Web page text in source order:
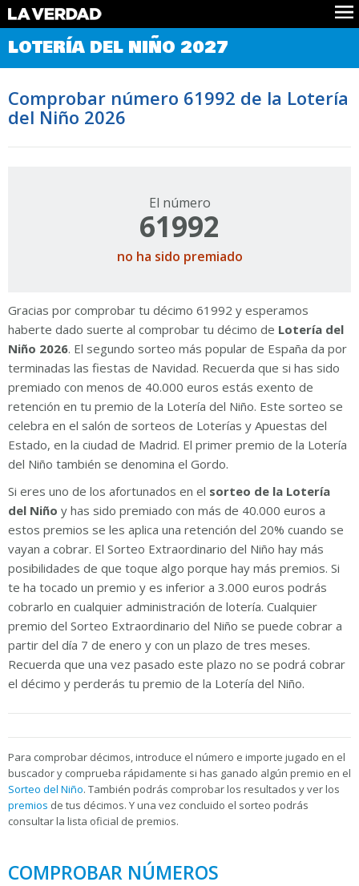
Comprobar Loteria del Niño
Premios
Noticias
Datos
Historia
LOTERÍA DEL NIÑO 2027
Comprobar número 61992 de la Lotería
del Niño 2026
El número
61992
no ha sido premiado
Gracias por comprobar tu décimo 61992 y esperamos
haberte dado suerte al comprobar tu décimo de Lotería del
Niño 2026. El segundo sorteo más popular de España da por
terminadas las fiestas de Navidad. Recuerda que si has sido
premiado con menos de 40.000 euros estás exento de
retención en tu premio de la Lotería del Niño. Este sorteo se
celebra en el salón de sorteos de Loterías y Apuestas del
Estado, en la ciudad de Madrid. El primer premio de la Lotería
del Niño también se denomina el Gordo.
Si eres uno de los afortunados en el sorteo de la Lotería
del Niño y has sido premiado con más de 40.000 euros a
estos premios se les aplica una retención del 20% cuando se
vayan a cobrar. El Sorteo Extraordinario del Niño hay más
posibilidades de que toque algo porque hay más premios. Si
te ha tocado un premio y es inferior a 3.000 euros podrás
cobrarlo en cualquier administración de lotería. Cualquier
premio del Sorteo Extraordinario del Niño se puede cobrar a
partir del día 7 de enero y con un plazo de tres meses.
Recuerda que una vez pasado este plazo no se podrá cobrar
el décimo y perderás tu premio de la Lotería del Niño.
Para comprobar décimos, introduce el número e importe jugado en el
buscador y comprueba rápidamente si has ganado algún premio en el
Sorteo del Niño. También podrás comprobar los resultados y ver los
premios de tus décimos. Y una vez concluido el sorteo podrás
consultar la lista oficial de premios.
COMPROBAR NÚMEROS